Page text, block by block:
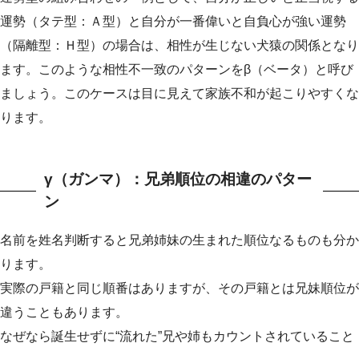
運勢（タテ型：Ａ型）と自分が一番偉いと自負心が強い運勢
（隔離型：Ｈ型）の場合は、相性が生じない犬猿の関係となり
ます。このような相性不一致のパターンをβ（ベータ）と呼び
ましょう。このケースは目に見えて家族不和が起こりやすくな
ります。
γ（ガンマ）：兄弟順位の相違のパター
ン
名前を姓名判断すると兄弟姉妹の生まれた順位なるものも分か
ります。
実際の戸籍と同じ順番はありますが、その戸籍とは兄妹順位が
違うこともあります。
なぜなら誕生せずに“流れた”兄や姉もカウントされていること